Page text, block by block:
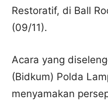
Restoratif, di Ball
(09/11).
Acara yang
(Bidkum) Polda
menyamakan